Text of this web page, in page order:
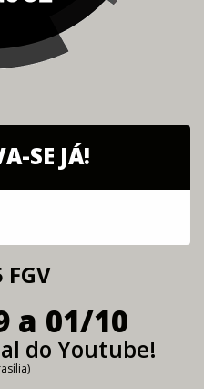
SE JÁ!
FGV
a 01/10
do Youtube!